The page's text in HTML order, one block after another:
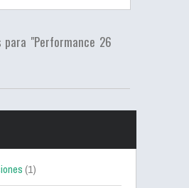
para "Performance 26
(1)